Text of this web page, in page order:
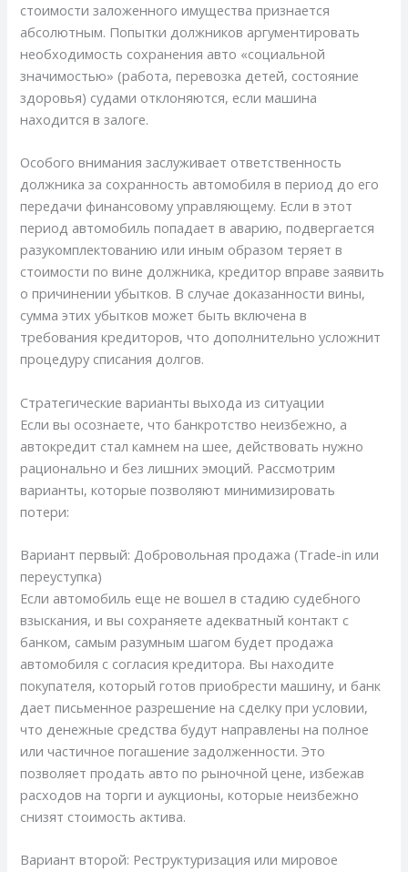
стоимости заложенного имущества признается
абсолютным. Попытки должников аргументировать
необходимость сохранения авто «социальной
значимостью» (работа, перевозка детей, состояние
здоровья) судами отклоняются, если машина
находится в залоге.
Особого внимания заслуживает ответственность
должника за сохранность автомобиля в период до его
передачи финансовому управляющему. Если в этот
период автомобиль попадает в аварию, подвергается
разукомплектованию или иным образом теряет в
стоимости по вине должника, кредитор вправе заявить
о причинении убытков. В случае доказанности вины,
сумма этих убытков может быть включена в
требования кредиторов, что дополнительно усложнит
процедуру списания долгов.
Стратегические варианты выхода из ситуации
Если вы осознаете, что банкротство неизбежно, а
автокредит стал камнем на шее, действовать нужно
рационально и без лишних эмоций. Рассмотрим
варианты, которые позволяют минимизировать
потери:
Вариант первый: Добровольная продажа (Trade-in или
переуступка)
Если автомобиль еще не вошел в стадию судебного
взыскания, и вы сохраняете адекватный контакт с
банком, самым разумным шагом будет продажа
автомобиля с согласия кредитора. Вы находите
покупателя, который готов приобрести машину, и банк
дает письменное разрешение на сделку при условии,
что денежные средства будут направлены на полное
или частичное погашение задолженности. Это
позволяет продать авто по рыночной цене, избежав
расходов на торги и аукционы, которые неизбежно
снизят стоимость актива.
Вариант второй: Реструктуризация или мировое